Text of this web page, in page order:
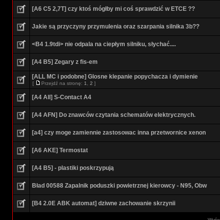
[A6 C5 2,7T] czy ktoś mógłby mi coś sprawdzić w ETCE ??
Jakie są przyczyny przymulenia oraz szarpania silnika 3b??
<B4 1.9tdi> nie odpala na ciepłym silniku, słychać....
[A4 B5] Zegary z fis-em
[ALL MC i podobne] Glosne klepanie popychacza i dymienie
[ Przejdź na stronę: 1 2 ]
[A4 All] S-Contact A4
[A4 AFN] Do znawców czytania schematów elektrycznych.
[a4] czy moge zamiennie zastosowac inna przetwornice xenon
[A6 AKE] Termostat
[A4 B5] - plastiki poskrzypują
Bład 00588 Zapalnik poduszki powietrznej kierowcy - N95, Obw
[B4 2.0E ABK automat] dziwne zachowanie skrzynii